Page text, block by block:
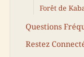
Forêt de
Questions
Restez